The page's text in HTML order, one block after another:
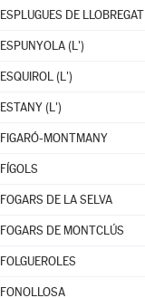
ESPLUGUES DE LLOBREGAT
ESPUNYOLA (L')
ESQUIROL (L')
ESTANY (L')
FIGARÓ-MONTMANY
FÍGOLS
FOGARS DE LA SELVA
FOGARS DE MONTCLÚS
FOLGUEROLES
FONOLLOSA